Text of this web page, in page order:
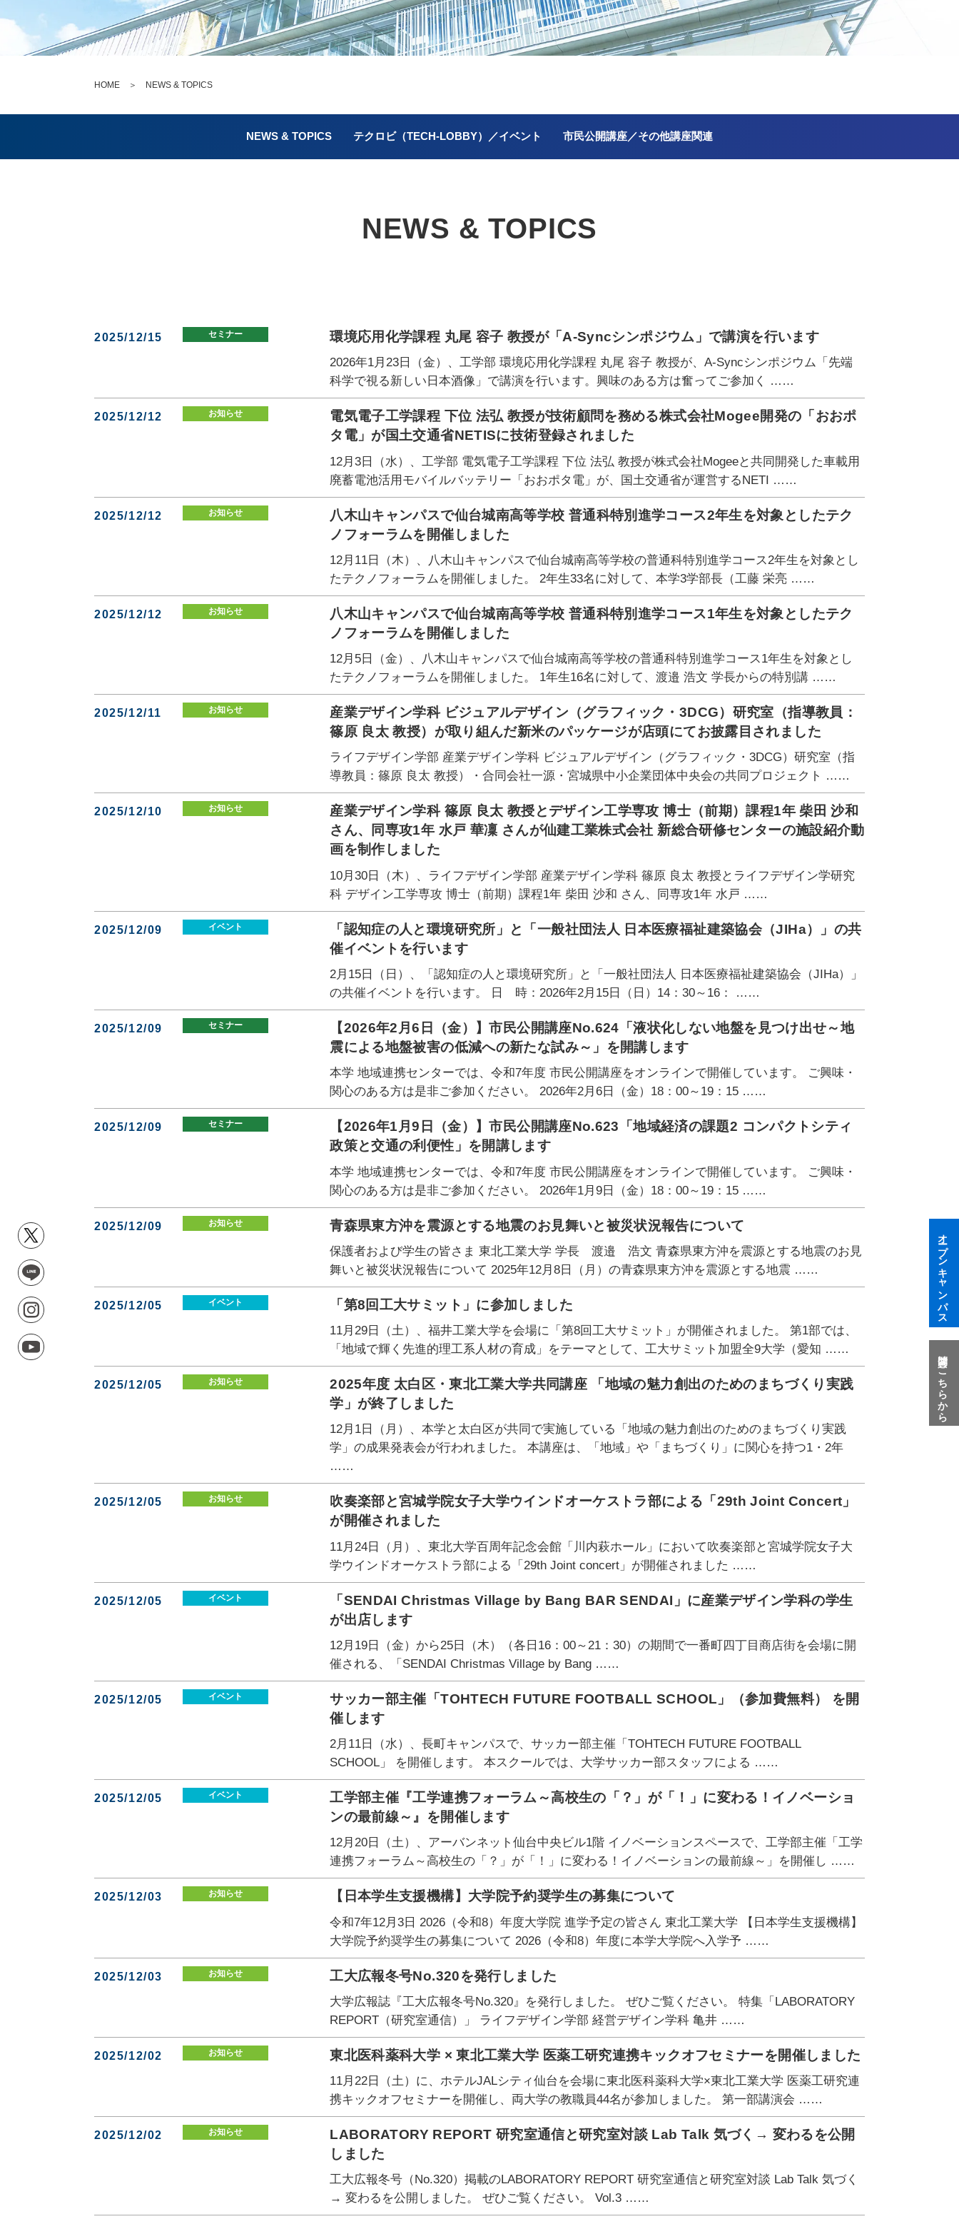
HOME ＞ NEWS & TOPICS
NEWS & TOPICS テクロビ（TECH-LOBBY）／イベント 市民公開講座／その他講座関連
NEWS & TOPICS
2025/12/15 セミナー 環境応用化学課程 丸尾 容子 教授が「A-Syncシンポジウム」で講演を行います
2026年1月23日（金）、工学部 環境応用化学課程 丸尾 容子 教授が、A-Syncシンポジウム「先端
科学で視る新しい日本酒像」で講演を行います。興味のある方は奮ってご参加く ……
2025/12/12 お知らせ
電気電子工学課程 下位 法弘 教授が技術顧問を務める株式会社Mogee開発の「おおポ
タ電」が国土交通省NETISに技術登録されました
12月3日（水）、工学部 電気電子工学課程 下位 法弘 教授が株式会社Mogeeと共同開発した車載用
廃蓄電池活用モバイルバッテリー「おおポタ電」が、国土交通省が運営するNETI ……
2025/12/12 お知らせ
八木山キャンパスで仙台城南高等学校 普通科特別進学コース2年生を対象としたテク
ノフォーラムを開催しました
12月11日（木）、八木山キャンパスで仙台城南高等学校の普通科特別進学コース2年生を対象とし
たテクノフォーラムを開催しました。 2年生33名に対して、本学3学部長（工藤 栄亮 ……
2025/12/12 お知らせ
八木山キャンパスで仙台城南高等学校 普通科特別進学コース1年生を対象としたテク
ノフォーラムを開催しました
12月5日（金）、八木山キャンパスで仙台城南高等学校の普通科特別進学コース1年生を対象とし
たテクノフォーラムを開催しました。 1年生16名に対して、渡邉 浩文 学長からの特別講 ……
2025/12/11 お知らせ
産業デザイン学科 ビジュアルデザイン（グラフィック・3DCG）研究室（指導教員：
篠原 良太 教授）が取り組んだ新米のパッケージが店頭にてお披露目されました
ライフデザイン学部 産業デザイン学科 ビジュアルデザイン（グラフィック・3DCG）研究室（指
導教員：篠原 良太 教授）・合同会社一源・宮城県中小企業団体中央会の共同プロジェクト ……
2025/12/10 お知らせ
産業デザイン学科 篠原 良太 教授とデザイン工学専攻 博士（前期）課程1年 柴田 沙和
さん、同専攻1年 水戸 華凜 さんが仙建工業株式会社 新総合研修センターの施設紹介動
画を制作しました
10月30日（木）、ライフデザイン学部 産業デザイン学科 篠原 良太 教授とライフデザイン学研究
科 デザイン工学専攻 博士（前期）課程1年 柴田 沙和 さん、同専攻1年 水戸 ……
2025/12/09 イベント
「認知症の人と環境研究所」と「一般社団法人 日本医療福祉建築協会（JIHa）」の共
催イベントを行います
2月15日（日）、「認知症の人と環境研究所」と「一般社団法人 日本医療福祉建築協会（JIHa）」
の共催イベントを行います。 日 時：2026年2月15日（日）14：30～16： ……
2025/12/09 セミナー
【2026年2月6日（金）】市民公開講座No.624「液状化しない地盤を見つけ出せ～地
震による地盤被害の低減への新たな試み～」を開講します
本学 地域連携センターでは、令和7年度 市民公開講座をオンラインで開催しています。 ご興味・
関心のある方は是非ご参加ください。 2026年2月6日（金）18：00～19：15 ……
2025/12/09 セミナー
【2026年1月9日（金）】市民公開講座No.623「地域経済の課題2 コンパクトシティ
政策と交通の利便性」を開講します
本学 地域連携センターでは、令和7年度 市民公開講座をオンラインで開催しています。 ご興味・
関心のある方は是非ご参加ください。 2026年1月9日（金）18：00～19：15 ……
2025/12/09 お知らせ 青森県東方沖を震源とする地震のお見舞いと被災状況報告について
保護者および学生の皆さま 東北工業大学 学長 渡邉 浩文 青森県東方沖を震源とする地震のお見
舞いと被災状況報告について 2025年12月8日（月）の青森県東方沖を震源とする地震 ……
2025/12/05 イベント 「第8回工大サミット」に参加しました
11月29日（土）、福井工業大学を会場に「第8回工大サミット」が開催されました。 第1部では、
「地域で輝く先進的理工系人材の育成」をテーマとして、工大サミット加盟全9大学（愛知 ……
2025/12/05 お知らせ
2025年度 太白区・東北工業大学共同講座 「地域の魅力創出のためのまちづくり実践
学」が終了しました
12月1日（月）、本学と太白区が共同で実施している「地域の魅力創出のためのまちづくり実践
学」の成果発表会が行われました。 本講座は、「地域」や「まちづくり」に関心を持つ1・2年
……
2025/12/05 お知らせ
吹奏楽部と宮城学院女子大学ウインドオーケストラ部による「29th Joint Concert」
が開催されました
11月24日（月）、東北大学百周年記念会館「川内萩ホール」において吹奏楽部と宮城学院女子大
学ウインドオーケストラ部による「29th Joint concert」が開催されました ……
2025/12/05 イベント
「SENDAI Christmas Village by Bang BAR SENDAI」に産業デザイン学科の学生
が出店します
12月19日（金）から25日（木）（各日16：00～21：30）の期間で一番町四丁目商店街を会場に開
催される、「SENDAI Christmas Village by Bang ……
2025/12/05 イベント
サッカー部主催「TOHTECH FUTURE FOOTBALL SCHOOL」（参加費無料） を開
催します
2月11日（水）、長町キャンパスで、サッカー部主催「TOHTECH FUTURE FOOTBALL
SCHOOL」 を開催します。 本スクールでは、大学サッカー部スタッフによる ……
2025/12/05 イベント
工学部主催『工学連携フォーラム～高校生の「？」が「！」に変わる！イノベーショ
ンの最前線～』を開催します
12月20日（土）、アーバンネット仙台中央ビル1階 イノベーションスペースで、工学部主催「工学
連携フォーラム～高校生の「？」が「！」に変わる！イノベーションの最前線～」を開催し ……
2025/12/03 お知らせ 【日本学生支援機構】大学院予約奨学生の募集について
令和7年12月3日 2026（令和8）年度大学院 進学予定の皆さん 東北工業大学 【日本学生支援機構】
大学院予約奨学生の募集について 2026（令和8）年度に本学大学院へ入学予 ……
2025/12/03 お知らせ 工大広報冬号No.320を発行しました
大学広報誌『工大広報冬号No.320』を発行しました。 ぜひご覧ください。 特集「LABORATORY
REPORT（研究室通信）」 ライフデザイン学部 経営デザイン学科 亀井 ……
2025/12/02 お知らせ 東北医科薬科大学 × 東北工業大学 医薬工研究連携キックオフセミナーを開催しました
11月22日（土）に、ホテルJALシティ仙台を会場に東北医科薬科大学×東北工業大学 医薬工研究連
携キックオフセミナーを開催し、両大学の教職員44名が参加しました。 第一部講演会 ……
2025/12/02 お知らせ
LABORATORY REPORT 研究室通信と研究室対談 Lab Talk 気づく→ 変わるを公開
しました
工大広報冬号（No.320）掲載のLABORATORY REPORT 研究室通信と研究室対談 Lab Talk 気づく
→ 変わるを公開しました。 ぜひご覧ください。 Vol.3 ……
オープンキャンパス
質問はこちらから